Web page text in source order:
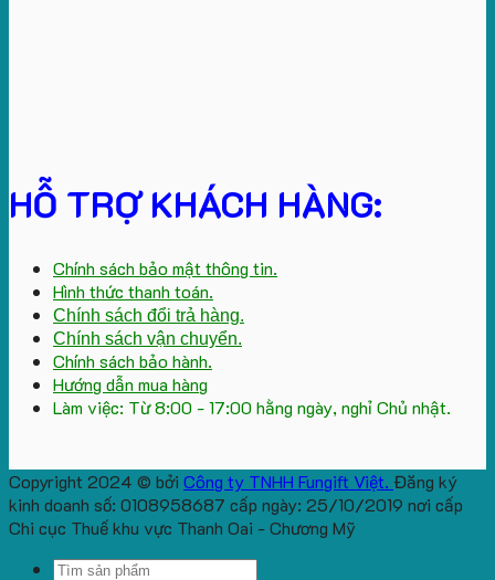
HỖ TRỢ KHÁCH HÀNG:
Chính sách bảo mật thông tin.
Hình thức thanh toán.
Chính sách đổi trả hàng.
Chính sách vận chuyển.
Chính sách bảo hành.
Hướng dẫn mua hàng
Làm việc: Từ 8:00 - 17:00 hằng ngày, nghỉ Chủ nhật.
Copyright 2024 © bởi Công ty TNHH Fungift Việt. Đăng ký
kinh doanh số: 0108958687 cấp ngày: 25/10/2019 nơi cấp
Chi cục Thuế khu vực Thanh Oai - Chương Mỹ
Search